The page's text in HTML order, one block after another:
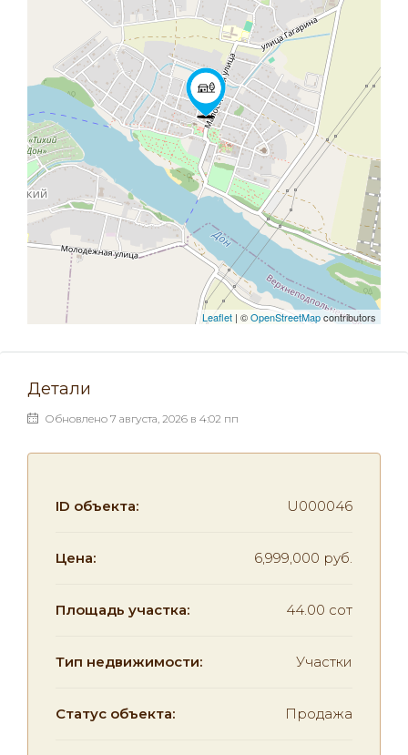
Leaflet | ©OpenStreetMapcontributors
Детали
Обновлено 7 августа, 2026 в 4:02 пп
ID объекта: U000046
Цена: 6,999,000 руб.
Площадь участка: 44.00 сот
Тип недвижимости: Участки
Статус объекта: Продажа